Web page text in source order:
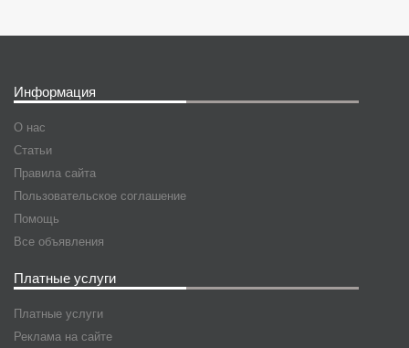
Информация
О нас
Статьи
Правила сайта
Пользовательское соглашение
Помощь
Все объявления
Платные услуги
Платные услуги
Реклама на сайте